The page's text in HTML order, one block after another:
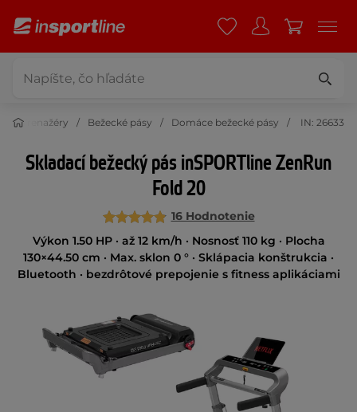
Trenažéry Bežecké pásy Domáce bežecké pásy IN: 26633
Skladací bežecký pás inSPORTline ZenRun
Fold 20
16 Hodnotenie
Výkon 1.50 HP · až 12 km/h · Nosnosť 110 kg · Plocha
130×44.50 cm · Max. sklon 0 ° · Sklápacia konštrukcia ·
Bluetooth · bezdrôtové prepojenie s fitness aplikáciami